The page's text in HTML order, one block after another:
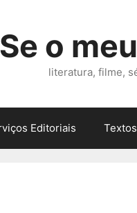
Se o
literatura, filme,
Editoriais Textos